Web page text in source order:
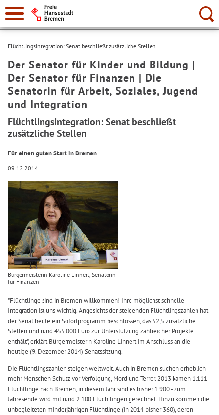
Suche:
Flüchtlingsintegration: Senat beschließt zusätzliche Stellen
Der Senator für Kinder und Bildung |
Der Senator für Finanzen | Die
Senatorin für Arbeit, Soziales, Jugend
und Integration
Flüchtlingsintegration: Senat beschließt
zusätzliche Stellen
Für einen guten Start in Bremen
09.12.2014
Bürgermeisterin Karoline Linnert, Senatorin
für Finanzen
"Flüchtlinge sind in Bremen willkommen! Ihre möglichst schnelle
Integration ist uns wichtig. Angesichts der steigenden Flüchtlingszahlen hat
der Senat heute ein Sofortprogramm beschlossen, das 52,5 zusätzliche
Stellen und rund 455.000 Euro zur Unterstützung zahlreicher Projekte
enthält", erklärt Bürgermeisterin Karoline Linnert im Anschluss an die
heutige (9. Dezember 2014) Senatssitzung.
Die Flüchtlingszahlen steigen weltweit. Auch in Bremen suchen erheblich
mehr Menschen Schutz vor Verfolgung, Mord und Terror. 2013 kamen 1.111
Flüchtlinge nach Bremen, in diesem Jahr sind es bisher 1.900 - zum
Jahresende wird mit rund 2.100 Flüchtlingen gerechnet. Hinzu kommen die
unbegleiteten minderjährigen Flüchtlinge (in 2014 bisher 360), deren